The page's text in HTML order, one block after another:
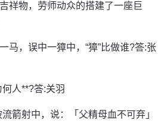
祥物，劳师动众的搭建了一座巨
马，误中一獐中，“獐”比做谁?答:张
人**?答:关羽
箭射中，说：「父精母血不可弃」